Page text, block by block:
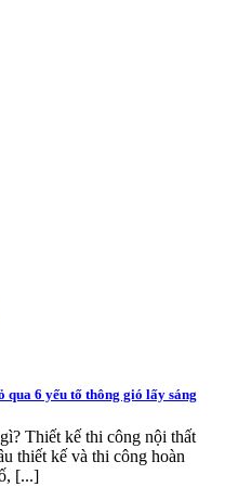
6 yếu tố thông gió lấy sáng
Thiết kế thi công nội thất
thiết kế và thi công hoàn
[...]